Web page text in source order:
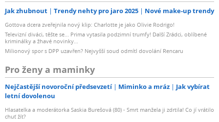
Jak zhubnout Trendy nehty pro jaro 2025 Nové make-up trendy
Gottova dcera zveřejnila nový klip: Charlotte je jako Olivie Rodrigo!
Televizní diváci, těšte se... Prima vytasila podzimní trumfy! Další Zrádci, oblíbené
kriminálky a žhavé novinky...
Milionový spor s DPP uzavřen? Nejvyšší soud odmítl dovolání Rencaru
Pro ženy a maminky
Nejčastější novoroční předsevzetí Miminko a mráz
Jak vybírat
letní dovolenou
Hlasatelka a moderátorka Saskia Burešová (80) - Smrt manžela ji zdrtila! Co jí vrátilo
chuť žít?